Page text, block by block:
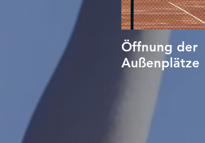
Öffnung der
Außenplätze